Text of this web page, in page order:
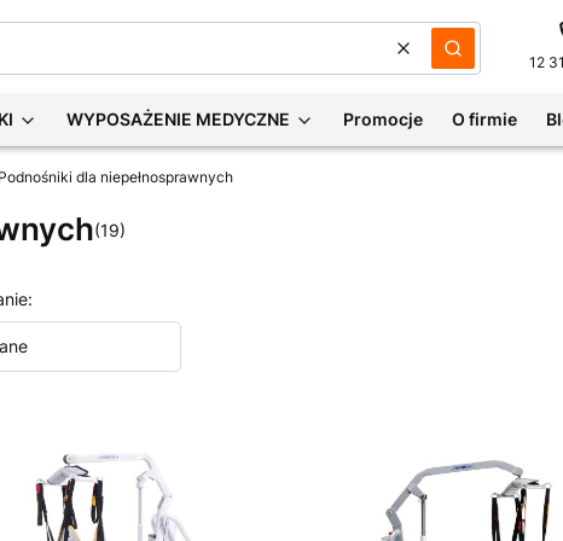
WyczyśćSzukaj 12
WYPOSAŻENIE MEDYCZNE Promocje O firmie
Podnośniki dla niepełnosprawnych
(19)